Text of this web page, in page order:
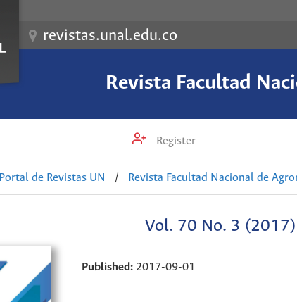
revistas.unal.edu.co
Revista Facultad
Register
Portal de Revistas UN / Revista Facultad Nacional de
Vol. 70 No. 3 (2017)
Published: 2017-09-01